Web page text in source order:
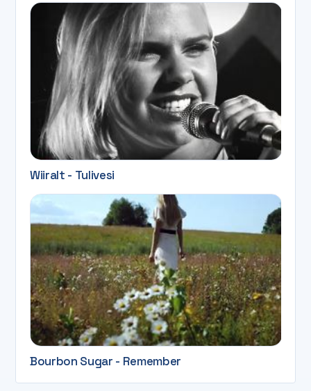
Wiiralt - Tulivesi
Bourbon Sugar - Remember